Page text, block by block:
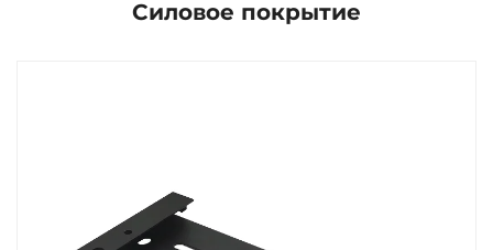
Силовое покрытие